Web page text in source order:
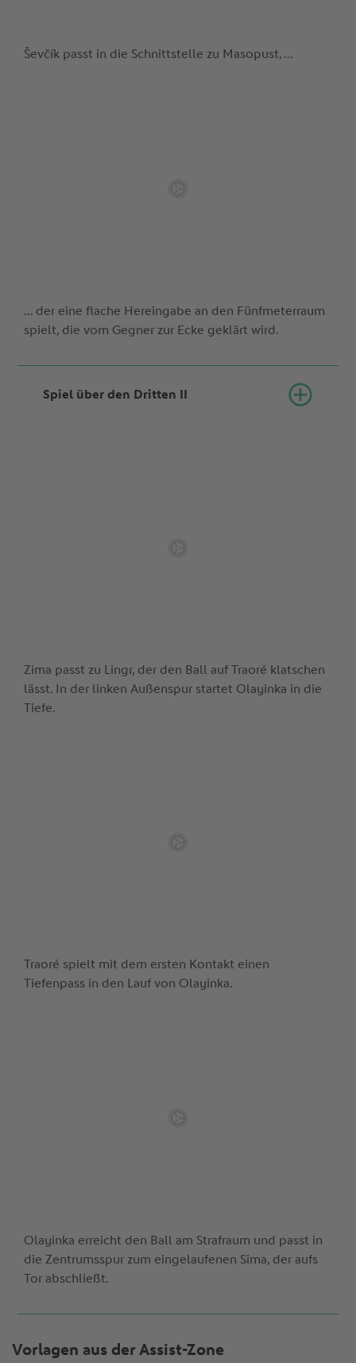
Ševčík passt in die Schnittstelle zu Masopust, ...
... der eine flache Hereingabe an den Fünfmeterraum
spielt, die vom Gegner zur Ecke geklärt wird.
Spiel über den Dritten II
Zima passt zu Lingr, der den Ball auf Traoré klatschen
lässt. In der linken Außenspur startet Olayinka in die
Tiefe.
Traoré spielt mit dem ersten Kontakt einen
Tiefenpass in den Lauf von Olayinka.
Olayinka erreicht den Ball am Strafraum und passt in
die Zentrumsspur zum eingelaufenen Sima, der aufs
Tor abschließt.
Vorlagen aus der Assist-Zone